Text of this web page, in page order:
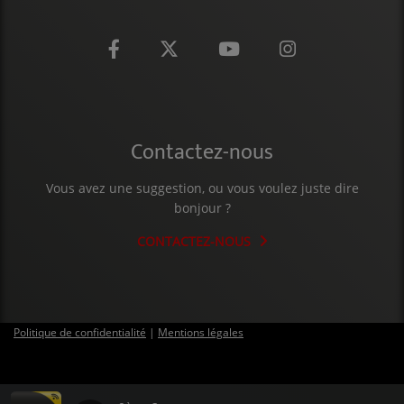
Contactez-nous
Vous avez une suggestion, ou vous voulez juste dire
bonjour ?
CONTACTEZ-NOUS
Politique de confidentialité | Mentions légales